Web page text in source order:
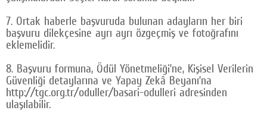
7. Ortak haberle başvuruda bulunan adayların her biri
başvuru dilekçesine ayrı ayrı özgeçmiş ve fotoğrafını
eklemelidir.
8. Başvuru formuna, Ödül Yönetmeliği’ne, Kişisel Verilerin
Güvenliği detaylarına ve Yapay Zekâ Beyanı’na
http://tgc.org.tr/oduller/basari-odulleri adresinden
ulaşılabilir.